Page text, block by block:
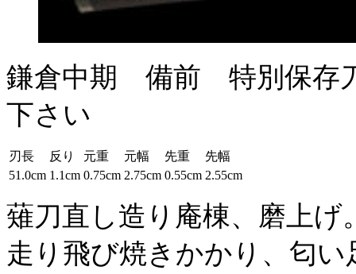
鎌倉中期 備前 特別保
下さい
刃長 反り 元重 元幅 先重
先幅
51.0cm 1.1cm 0.75cm 2.75cm 0.55cm 2.55cm
薙刀直し造り庵棟、磨上
走り飛び焼きかかり、匂